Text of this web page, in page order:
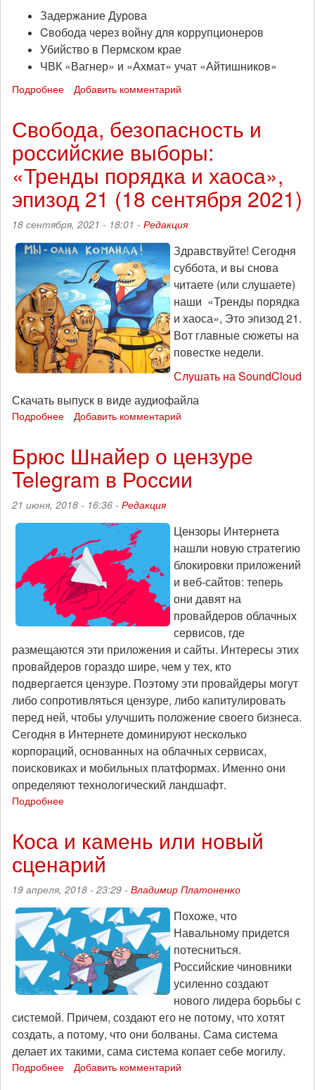
Задержание Дурова
Cвобода через войну для коррупционеров
Убийство в Пермском крае
ЧВК «Вагнер» и «Ахмат» учат «Айтишников»
Подробнее
исправления:
«Тренды
порядка
и
хаоса»,
эпизод
173
Добавить комментарий
Свобода, безопасность и
российские выборы:
«Тренды порядка и хаоса»,
эпизод 21 (18 сентября 2021)
18 сентября, 2021 - 18:01 - Редакция
Здравствуйте! Сегодня
суббота, и вы снова
читаете (или слушаете)
наши «Тренды порядка
и хаоса», Это эпизод 21.
Вот главные сюжеты на
повестке недели.
Слушать на SoundCloud
Скачать выпуск в виде аудиофайла
Подробнее
российские
выборы:
«Тренды
хаоса»,
эпизод
21
(18
сентября
2021)
Добавить комментарий
Брюс Шнайер о цензуре
Telegram в России
21 июня, 2018 - 16:36 - Редакция
Цензоры Интернета
нашли новую стратегию
блокировки приложений
и веб-сайтов: теперь
они давят на
провайдеров облачных
сервисов, где
размещаются эти приложения и сайты. Интересы этих
провайдеров гораздо шире, чем у тех, кто
подвергается цензуре. Поэтому эти провайдеры могут
либо сопротивляться цензуре, либо капитулировать
перед ней, чтобы улучшить положение своего бизнеса.
Сегодня в Интернете доминируют несколько
корпораций, основанных на облачных сервисах,
поисковиках и мобильных платформах. Именно они
определяют технологический ландшафт.
Подробнее
о
цензуре
Telegram
в
Коса и камень или новый
сценарий
19 апреля, 2018 - 23:29 - Владимир Платоненко
Похоже, что
Навальному придется
потесниться.
Российские чиновники
усиленно создают
нового лидера борьбы с
системой. Причем, создают его не потому, что хотят
создать, а потому, что они болваны. Сама система
делает их такими, сама система копает себе могилу.
Подробнее Добавить комментарий